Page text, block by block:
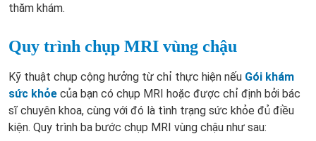
thăm khám.
Quy trình chụp MRI vùng chậu
Kỹ thuật chụp cộng hưởng từ chỉ thực hiện nếu Gói khám
sức khỏe của bạn có chụp MRI hoặc được chỉ định bởi bác
sĩ chuyên khoa, cùng với đó là tình trạng sức khỏe đủ điều
kiện. Quy trình ba bước chụp MRI vùng chậu như sau: